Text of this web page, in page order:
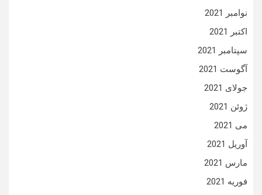
نوامبر 2021
اکتبر 2021
سپتامبر 2021
آگوست 2021
جولای 2021
ژوئن 2021
می 2021
آوریل 2021
مارس 2021
فوریه 2021